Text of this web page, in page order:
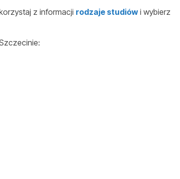
z informacji rodzaje studiów i wybierz